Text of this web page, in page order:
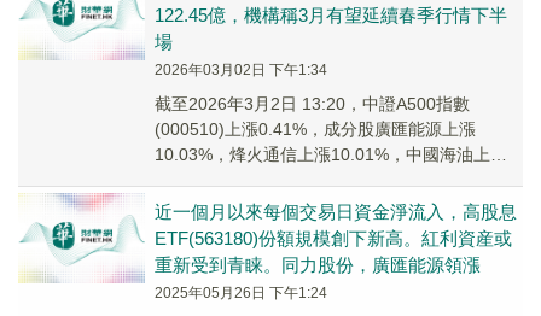
122.45億，機構稱3月有望延續春季行情下半
場
2026年03月02日 下午1:34
截至2026年3月2日 13:20，中證A500指數
(000510)上漲0.41%，成分股廣匯能源上漲
10.03%，烽火通信上漲10.01%，中國海油上漲
近一個月以來每個交易日資金淨流入，高股息
ETF(563180)份額規模創下新高。紅利資産或
重新受到青睐。同力股份，廣匯能源領漲
2025年05月26日 下午1:24